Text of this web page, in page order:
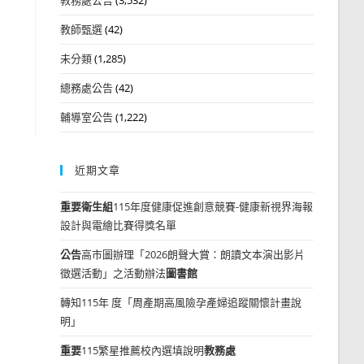
教師甄選(42)
未分類(1,285)
總務處公告(42)
輔導室公告(1,222)
近期文章
重要衛生組115年度健康促進創意競賽-健康新視界海報
設計與電繪比賽得獎名單
公告高市圖辦理「2026朗聲大賞：朗讀文本演出影片
徵選活動」之活動辦法圖書館
轉知115年 度「周產期高風險孕產婦追蹤關懷計畫說
明」
重要115繁星推薦校內選填說明教務處